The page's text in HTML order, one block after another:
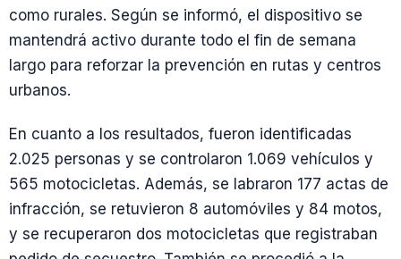
como rurales. Según se informó, el dispositivo se
mantendrá activo durante todo el fin de semana
largo para reforzar la prevención en rutas y centros
urbanos.
En cuanto a los resultados, fueron identificadas
2.025 personas y se controlaron 1.069 vehículos y
565 motocicletas. Además, se labraron 177 actas de
infracción, se retuvieron 8 automóviles y 84 motos,
y se recuperaron dos motocicletas que registraban